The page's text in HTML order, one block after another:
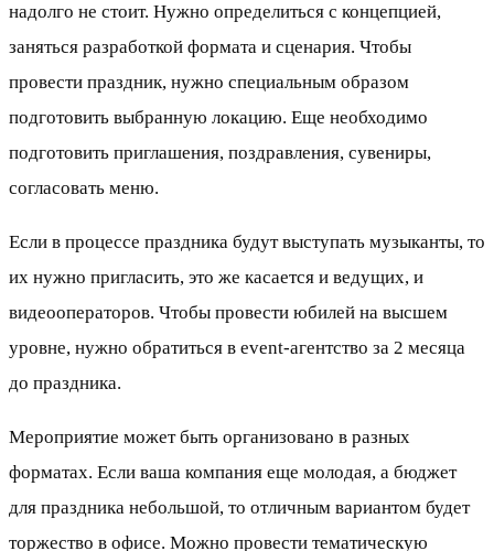
надолго не стоит. Нужно определиться с концепцией,
заняться разработкой формата и сценария. Чтобы
провести праздник, нужно специальным образом
подготовить выбранную локацию. Еще необходимо
подготовить приглашения, поздравления, сувениры,
согласовать меню.
Если в процессе праздника будут выступать музыканты, то
их нужно пригласить, это же касается и ведущих, и
видеооператоров. Чтобы провести юбилей на высшем
уровне, нужно обратиться в event-агентство за 2 месяца
до праздника.
Мероприятие может быть организовано в разных
форматах. Если ваша компания еще молодая, а бюджет
для праздника небольшой, то отличным вариантом будет
торжество в офисе. Можно провести тематическую